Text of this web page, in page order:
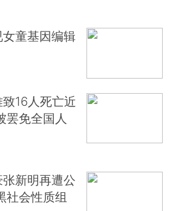
童基因编辑
16人死亡近
罢免全国人
新明再遭公
社会性质组